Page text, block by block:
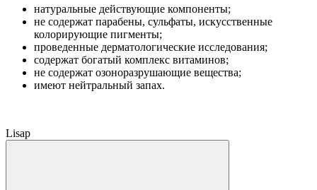
натуральные действующие компоненты;
не содержат парабены, сульфаты, искусственные
колорирующие пигменты;
проведенные дерматологические исследования;
содержат богатый комплекс витаминов;
не содержат озоноразрушающие вещества;
имеют нейтральный запах.
Lisap